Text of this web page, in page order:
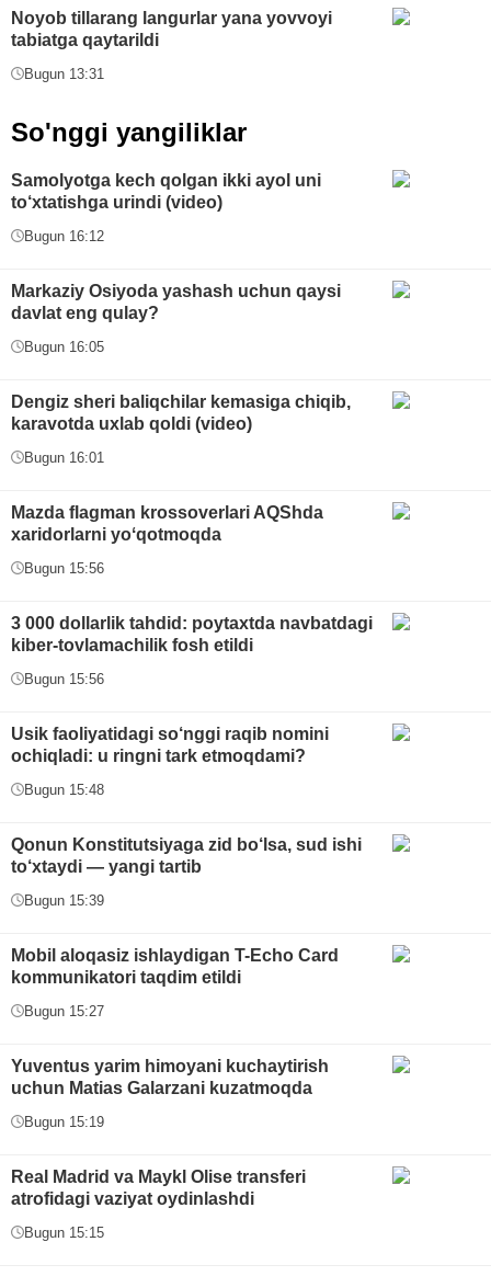
Noyob tillarang langurlar yana yovvoyi
tabiatga qaytarildi
Bugun 13:31
So'nggi yangiliklar
Samolyotga kech qolgan ikki ayol uni
to‘xtatishga urindi (video)
Bugun 16:12
Markaziy Osiyoda yashash uchun qaysi
davlat eng qulay?
Bugun 16:05
Dengiz sheri baliqchilar kemasiga chiqib,
karavotda uxlab qoldi (video)
Bugun 16:01
Mazda flagman krossoverlari AQShda
xaridorlarni yoʻqotmoqda
Bugun 15:56
3 000 dollarlik tahdid: poytaxtda navbatdagi
kiber-tovlamachilik fosh etildi
Bugun 15:56
Usik faoliyatidagi so‘nggi raqib nomini
ochiqladi: u ringni tark etmoqdami?
Bugun 15:48
Qonun Konstitutsiyaga zid bo‘lsa, sud ishi
to‘xtaydi — yangi tartib
Bugun 15:39
Mobil aloqasiz ishlaydigan T-Echo Card
kommunikatori taqdim etildi
Bugun 15:27
Yuventus yarim himoyani kuchaytirish
uchun Matias Galarzani kuzatmoqda
Bugun 15:19
Real Madrid va Maykl Olise transferi
atrofidagi vaziyat oydinlashdi
Bugun 15:15